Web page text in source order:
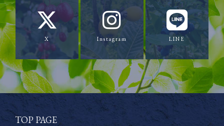
X Instagram LINE
TOP PAGE